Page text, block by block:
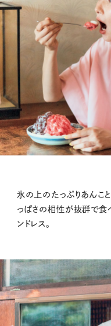
氷の上のたっぷりあんこ
っぱさの相性が抜群で食
ンドレス。